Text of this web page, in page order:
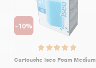
-10%
Cartouche Iseo Foam Medium